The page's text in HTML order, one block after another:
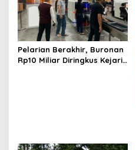
Pelarian Berakhir, Buronan
Rp10 Miliar Diringkus Kejari